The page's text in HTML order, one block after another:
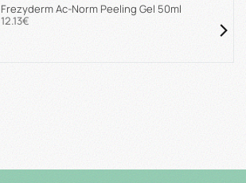
Frezyderm Ac-Norm Peeling Gel 50ml
12.13€